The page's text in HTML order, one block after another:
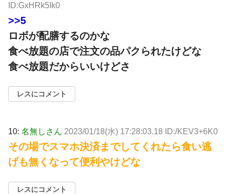
ID:GxHRk5Ik0
>>5
ロボが配膳するのかな
食べ放題の店で注文の品パクられたけどな
食べ放題だからいいけどさ
レスにコメント
10: 名無しさん 2023/01/18(水) 17:28:03.18 ID:/KEV3+6K0
その場でスマホ決済までしてくれたら食い逃
げも無くなって便利やけどな
レスにコメント